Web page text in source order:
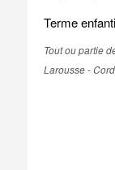
Terme
Tout ou partie
Larousse -